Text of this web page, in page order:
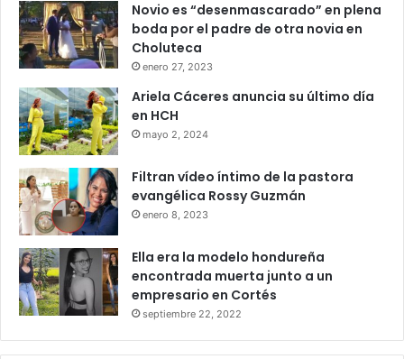
Novio es “desenmascarado” en plena
boda por el padre de otra novia en
Choluteca
enero 27, 2023
Ariela Cáceres anuncia su último día
en HCH
mayo 2, 2024
Filtran vídeo íntimo de la pastora
evangélica Rossy Guzmán
enero 8, 2023
Ella era la modelo hondureña
encontrada muerta junto a un
empresario en Cortés
septiembre 22, 2022